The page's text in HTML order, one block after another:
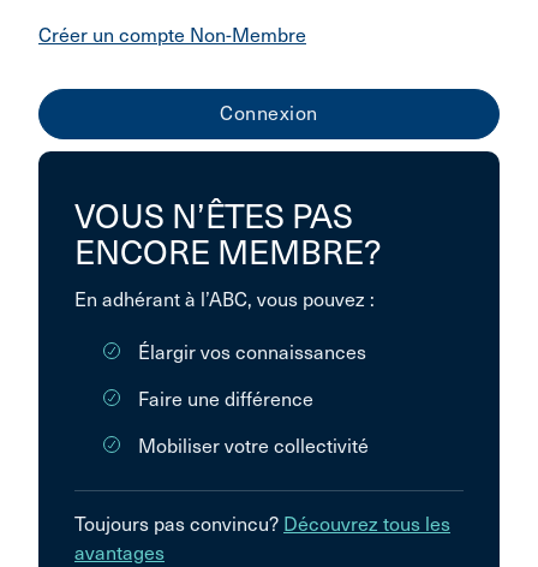
Créer un compte Non-Membre
VOUS N’ÊTES PAS
ENCORE MEMBRE?
En adhérant à l’ABC, vous pouvez :
Élargir vos connaissances
Faire une différence
Mobiliser votre collectivité
Toujours pas convincu? Découvrez tous les
avantages